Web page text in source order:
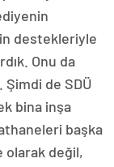
destekleriyle
Onu da
Şimdi de SDÜ
bina inşa
başka
olarak değil,